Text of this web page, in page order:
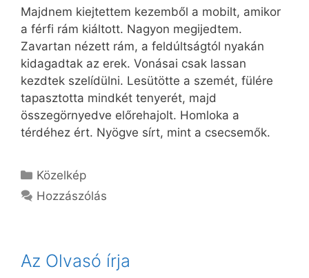
Majdnem kiejtettem kezemből a mobilt, amikor
a férfi rám kiáltott. Nagyon megijedtem.
Zavartan nézett rám, a feldúltságtól nyakán
kidagadtak az erek. Vonásai csak lassan
kezdtek szelídülni. Lesütötte a szemét, fülére
tapasztotta mindkét tenyerét, majd
összegörnyedve előrehajolt. Homloka a
térdéhez ért. Nyögve sírt, mint a csecsemők.
Kategória
Közelkép
Hozzászólás
Az Olvasó írja